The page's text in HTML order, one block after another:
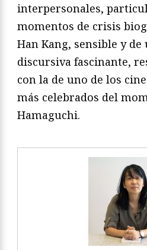
interpersonales,
momentos de crisis
Han Kang, sensible y
discursiva fascinante,
con la de uno de los
más celebrados del
Hamaguchi.